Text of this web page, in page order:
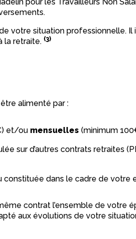
votre situation professionnelle. Il
la retraite. (3)
alimenté par :
et/ou mensuelles (minimum
sur d’autres contrats retraites
constituée dans le cadre de votre
contrat l’ensemble de votre
aux évolutions de votre